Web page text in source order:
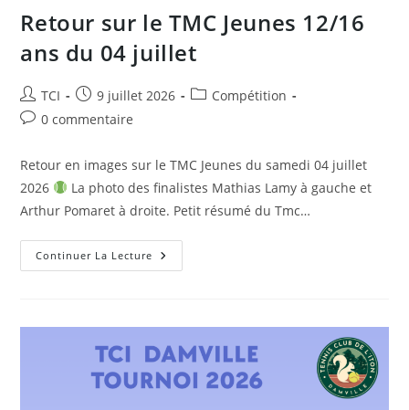
Retour sur le TMC Jeunes 12/16
ans du 04 juillet
Auteur/autrice
de
TCI
Publication
publiée :
9 juillet 2026
PostCompétition
Commentaires
publication :
0 commentaire
Retour en images sur le TMC Jeunes du samedi 04 juillet
2026
La photo des finalistes Mathias Lamy à gauche et
Arthur Pomaret à droite. Petit résumé du Tmc…
Continuer La Lecture Retour
Sur
Ans
Du
04
Juillet